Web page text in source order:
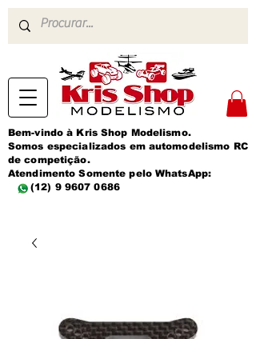
Bem-vindo à Kris Shop Modelismo.
Somos especializados em automodelismo RC
de competição.
Atendimento Somente pelo WhatsApp:
(12) 9 9607 0686